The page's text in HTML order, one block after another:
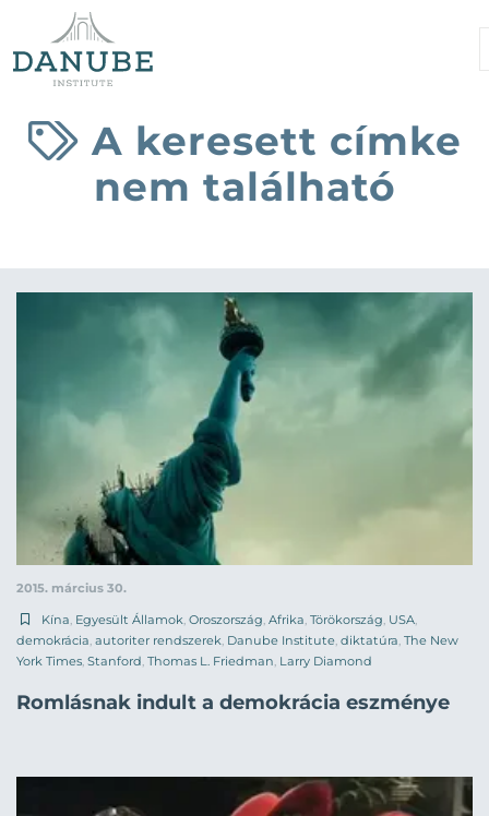
A keresett címke
nem található
2015. március 30.
Kína Egyesült Államok Oroszország Afrika Törökország USA
demokrácia autoriter rendszerek Danube Institute diktatúra The New
York Times Stanford Thomas L. Friedman Larry Diamond
Romlásnak indult a demokrácia eszménye